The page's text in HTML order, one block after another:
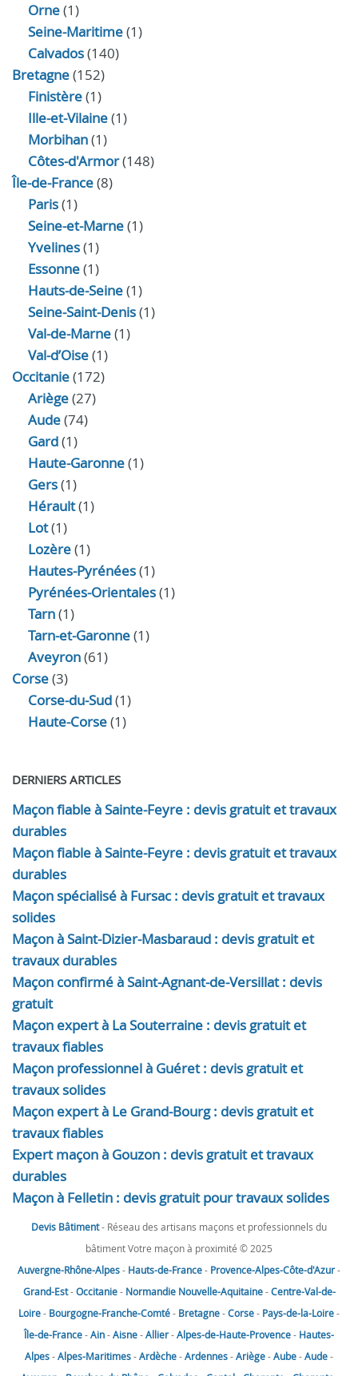
Orne(1)
Seine-Maritime(1)
Calvados(140)
Bretagne(152)
Finistère(1)
Ille-et-Vilaine(1)
Morbihan(1)
Côtes-d'Armor(148)
Île-de-France(8)
Paris(1)
Seine-et-Marne(1)
Yvelines(1)
Essonne(1)
Hauts-de-Seine(1)
Seine-Saint-Denis(1)
Val-de-Marne(1)
Val-d’Oise(1)
Occitanie(172)
Ariège(27)
Aude(74)
Gard(1)
Haute-Garonne(1)
Gers(1)
Hérault(1)
Lot(1)
Lozère(1)
Hautes-Pyrénées(1)
Pyrénées-Orientales(1)
Tarn(1)
Tarn-et-Garonne(1)
Aveyron(61)
Corse(3)
Corse-du-Sud(1)
Haute-Corse(1)
DERNIERS ARTICLES
Maçon fiable à Sainte-Feyre : devis gratuit et travaux
durables
Maçon fiable à Sainte-Feyre : devis gratuit et travaux
durables
Maçon spécialisé à Fursac : devis gratuit et travaux
solides
Maçon à Saint-Dizier-Masbaraud : devis gratuit et
travaux durables
Maçon confirmé à Saint-Agnant-de-Versillat : devis
gratuit
Maçon expert à La Souterraine : devis gratuit et
travaux fiables
Maçon professionnel à Guéret : devis gratuit et
travaux solides
Maçon expert à Le Grand-Bourg : devis gratuit et
travaux fiables
Expert maçon à Gouzon : devis gratuit et travaux
durables
Maçon à Felletin : devis gratuit pour travaux solides
Devis Bâtiment- Réseau des artisans maçons et professionnels du
bâtiment Votre maçon à proximité © 2025
Auvergne-Rhône-Alpes- Hauts-de-France- Provence-Alpes-Côte-d'Azur-
Grand-Est-Occitanie- Normandie Nouvelle-Aquitaine-Centre-Val-de-
Loire- Bourgogne-Franche-Comté- Bretagne-Corse- Pays-de-la-Loire-
Île-de-France-Ain-Aisne-Allier-Alpes-de-Haute-Provence- Hautes-
Alpes-Alpes-Maritimes-Ardèche-Ardennes-Ariège-Aube-Aude-